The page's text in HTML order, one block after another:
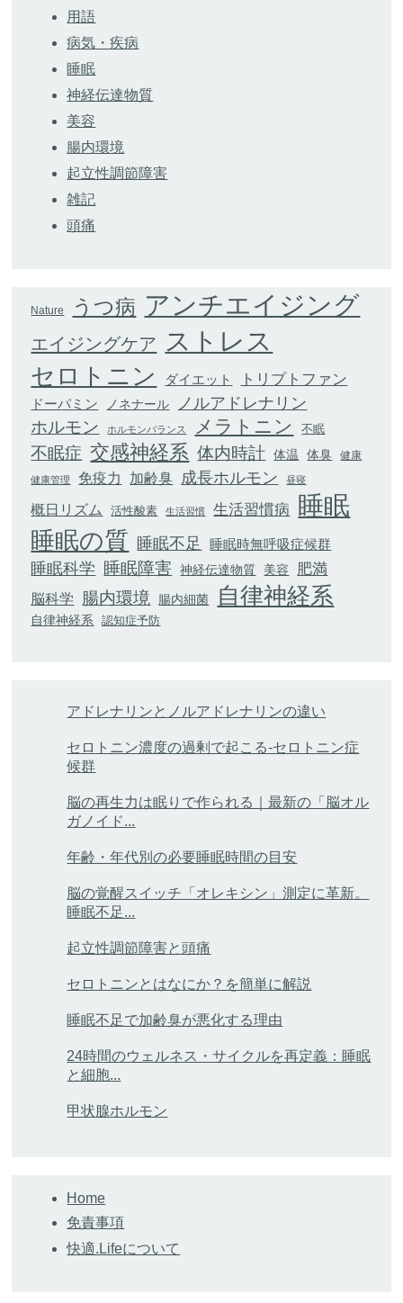
用語
病気・疾病
睡眠
神経伝達物質
美容
腸内環境
起立性調節障害
雑記
頭痛
Nature うつ病 アンチエイジング
エイジングケア ストレス
セロトニン ダイエット トリプトファン
ドーパミン ノネナール ノルアドレナリン
ホルモン ホルモンバランス メラトニン 不眠
不眠症 交感神経系 体内時計 体温 体臭 健康
健康管理 免疫力 加齢臭 成長ホルモン 昼寝
概日リズム 活性酸素 生活習慣 生活習慣病 睡眠
睡眠の質 睡眠不足 睡眠時無呼吸症候群
睡眠科学 睡眠障害 神経伝達物質 美容 肥満
脳科学 腸内環境 腸内細菌 自律神経系
自律神経系 認知症予防
アドレナリンとノルアドレナリンの違い
セロトニン濃度の過剰で起こる-セロトニン症
候群
脳の再生力は眠りで作られる｜最新の「脳オル
ガノイド...
年齢・年代別の必要睡眠時間の目安
脳の覚醒スイッチ「オレキシン」測定に革新。
睡眠不足...
起立性調節障害と頭痛
セロトニンとはなにか？を簡単に解説
睡眠不足で加齢臭が悪化する理由
24時間のウェルネス・サイクルを再定義：睡眠
と細胞...
甲状腺ホルモン
Home
免責事項
快適.Lifeについて